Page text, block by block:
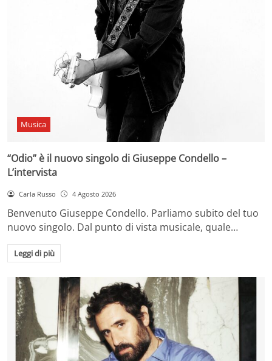
Musica
“Odio” è il nuovo singolo di Giuseppe Condello –
L’intervista
Carla Russo 4 Agosto 2026
Benvenuto Giuseppe Condello. Parliamo subito del tuo
nuovo singolo. Dal punto di vista musicale, quale…
Leggi di più